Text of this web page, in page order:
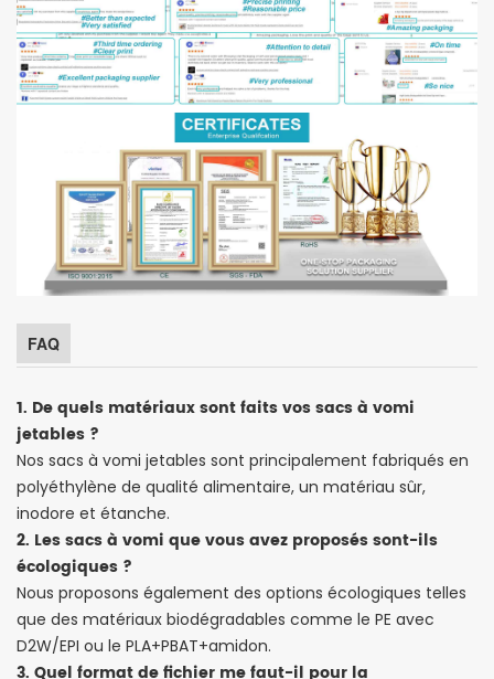
FAQ
1. De quels matériaux sont faits vos sacs à vomi
jetables ?
Nos sacs à vomi jetables sont principalement fabriqués en
polyéthylène de qualité alimentaire, un matériau sûr,
inodore et étanche.
2. Les sacs à vomi que vous avez proposés sont-ils
écologiques ?
Nous proposons également des options écologiques telles
que des matériaux biodégradables comme le PE avec
D2W/EPI ou le PLA+PBAT+amidon.
3. Quel format de fichier me faut-il pour la